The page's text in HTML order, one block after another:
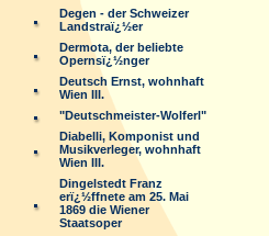
Degen - der Schweizer
Landstraï¿½er
Dermota, der beliebte
Opernsï¿½nger
Deutsch Ernst, wohnhaft
Wien III.
"Deutschmeister-Wolferl"
Diabelli, Komponist und
Musikverleger, wohnhaft
Wien III.
Dingelstedt Franz
erï¿½ffnete am 25. Mai
1869 die Wiener
Staatsoper